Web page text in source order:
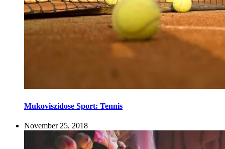
Mukoviszidose Sport: Tennis
November 25, 2018